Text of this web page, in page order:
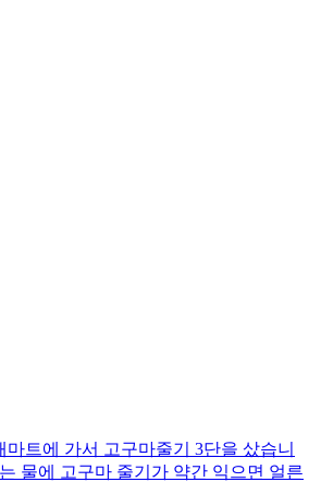
트에 가서 고구마줄기 3단을 샀습니
물에 고구마 줄기가 약간 익으면 얼른